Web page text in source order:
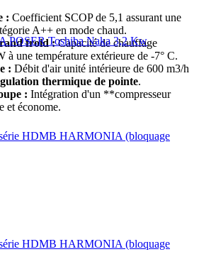
: Coefficient SCOP de 5,1 assurant une
A++ en mode chaud.
froid :Capacité de chauffage
à une température extérieure de -7° C.
: Débit d'air unité intérieure de 600 m3/h
thermique de pointe.
: Intégration d'un **compresseur
économe.
POSER Toshiba Naka 3,2 Kw
HDMB HARMONIA (bloquage
HDMB HARMONIA (bloquage